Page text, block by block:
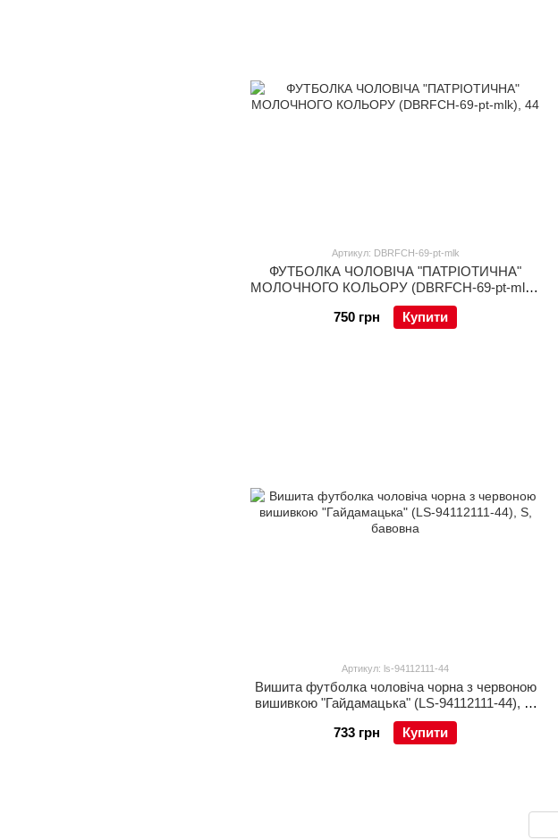
Артикул: DBRFCH-69-pt-mlk
ФУТБОЛКА ЧОЛОВІЧА "ПАТРІОТИЧНА"
МОЛОЧНОГО КОЛЬОРУ (DBRFCH-69-pt-mlk),
44
750 грн
Купити
Артикул: ls-94112111-44
Вишита футболка чоловіча чорна з червоною
вишивкою "Гайдамацька" (LS-94112111-44), S,
бавовна
733 грн
Купити